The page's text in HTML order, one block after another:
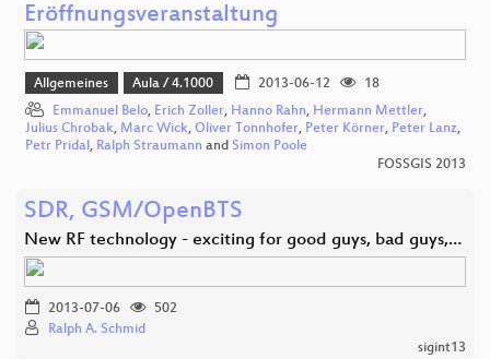
Eröffnungsveranstaltung
Allgemeines Aula / 4.1000 2013-06-12
18
Emmanuel Belo, Erich Zoller, Hanno Rahn, Hermann Mettler,
Julius Chrobak, Marc Wick, Oliver Tonnhofer, Peter Körner, Peter Lanz,
Petr Pridal , Ralph Straumann and Simon Poole
FOSSGIS 2013
SDR, GSM/OpenBTS
New RF technology - exciting for good guys, bad guys,…
2013-07-06
502
Ralph A. Schmid
sigint13